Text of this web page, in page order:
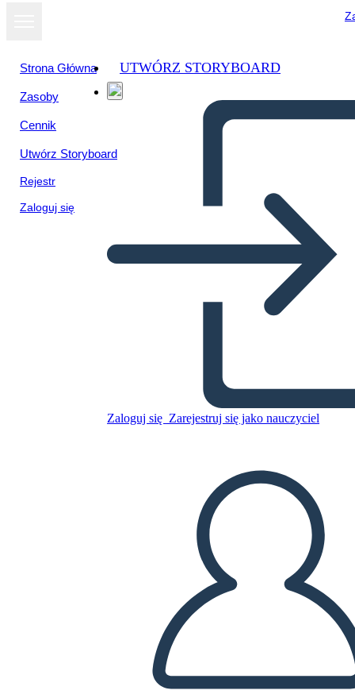
Strona Główna
Zasoby
Cennik
Utwórz Storyboard
Rejestr
Zaloguj się
UTWÓRZ STORYBOARD
Zaloguj się Zarejestruj się jako nauczyciel
Skopiuj tę scenorys
STWÓRZ SCENORYS
PRZECZYTAJ MI
Wyświetl jako
pokaz slajdów